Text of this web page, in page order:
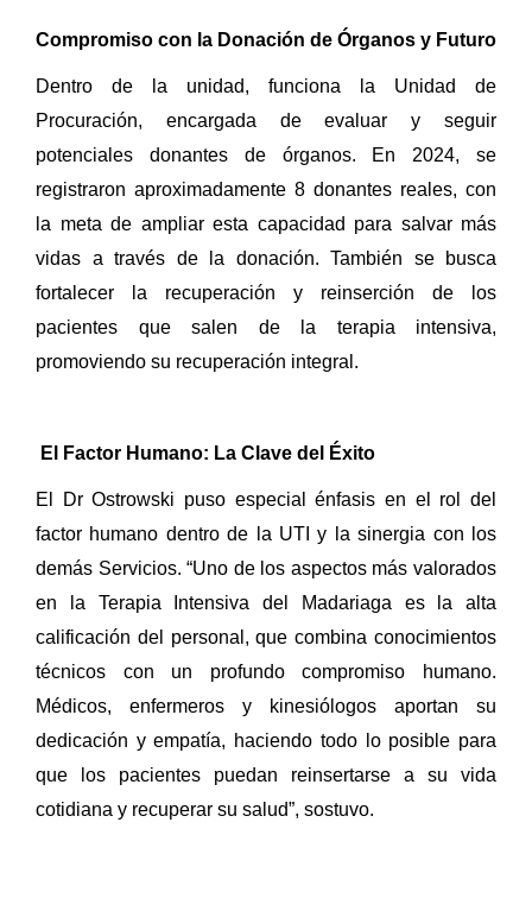
Compromiso con la Donación de Órganos y Futuro
Dentro de la unidad, funciona la Unidad de
Procuración, encargada de evaluar y seguir
potenciales donantes de órganos. En 2024, se
registraron aproximadamente 8 donantes reales, con
la meta de ampliar esta capacidad para salvar más
vidas a través de la donación. También se busca
fortalecer la recuperación y reinserción de los
pacientes que salen de la terapia intensiva,
promoviendo su recuperación integral.
El Factor Humano: La Clave del Éxito
El Dr Ostrowski puso especial énfasis en el rol del
factor humano dentro de la UTI y la sinergia con los
demás Servicios. “Uno de los aspectos más valorados
en la Terapia Intensiva del Madariaga es la alta
calificación del personal, que combina conocimientos
técnicos con un profundo compromiso humano.
Médicos, enfermeros y kinesiólogos aportan su
dedicación y empatía, haciendo todo lo posible para
que los pacientes puedan reinsertarse a su vida
cotidiana y recuperar su salud”, sostuvo.